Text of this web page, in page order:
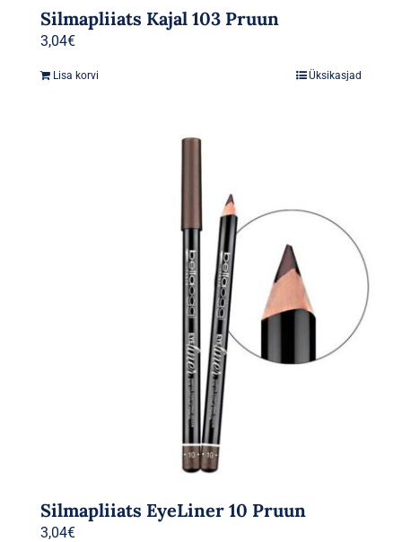
Silmapliiats Kajal 103 Pruun
3,04€
Lisa korvi Üksikasjad
Silmapliiats EyeLiner 10 Pruun
3,04€